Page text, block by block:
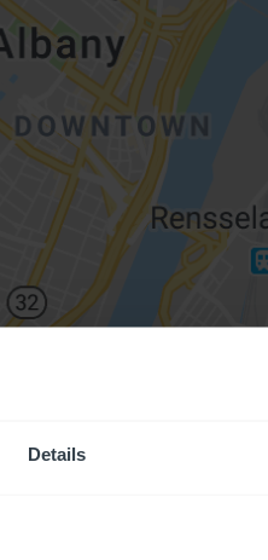
Details